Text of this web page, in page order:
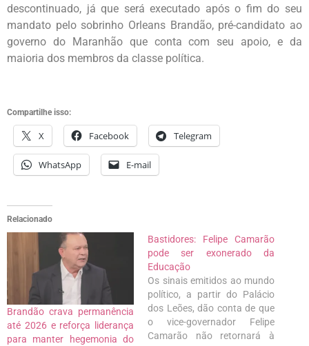
descontinuado, já que será executado após o fim do seu
mandato pelo sobrinho Orleans Brandão, pré-candidato ao
governo do Maranhão que conta com seu apoio, e da
maioria dos membros da classe política.
Compartilhe isso:
X Facebook Telegram
WhatsApp E-mail
Relacionado
Brandão crava permanência
até 2026 e reforça liderança
para manter hegemonia do
Bastidores: Felipe Camarão
pode ser exonerado da
Educação
Os sinais emitidos ao mundo
político, a partir do Palácio
dos Leões, dão conta de que
o vice-governador Felipe
Camarão não retornará à